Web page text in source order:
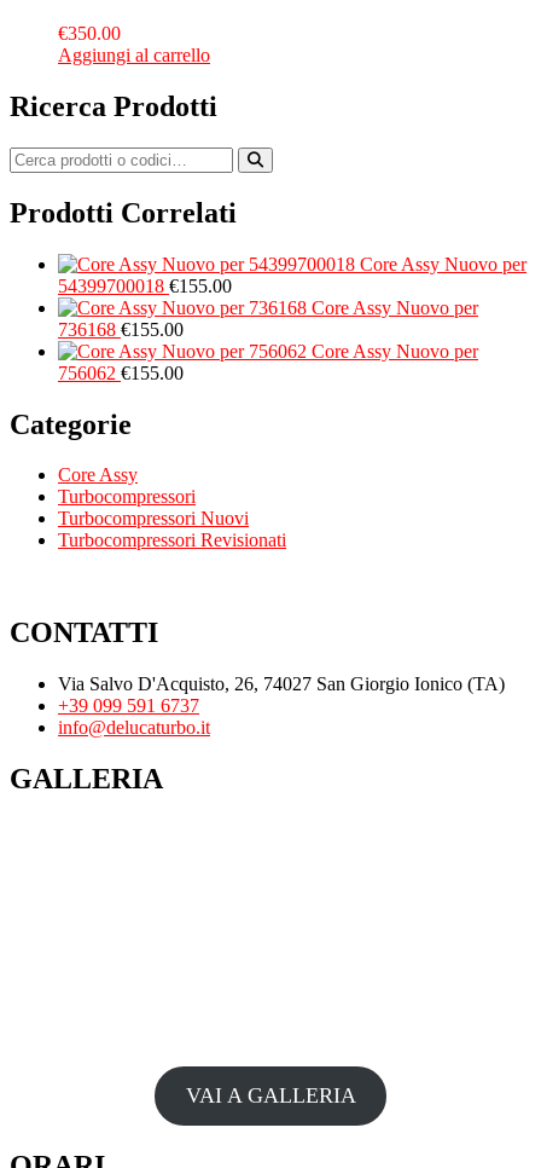
€350.00
Aggiungi al carrello
Ricerca Prodotti
Prodotti Correlati
Core Assy Nuovo per
54399700018 €155.00
Core Assy Nuovo per
736168 €155.00
Core Assy Nuovo per
756062 €155.00
Categorie
Core Assy
Turbocompressori
Turbocompressori Nuovi
Turbocompressori Revisionati
CONTATTI
Via Salvo D'Acquisto, 26, 74027 San Giorgio Ionico (TA)
+39 099 591 6737
info@delucaturbo.it
GALLERIA
VAI A GALLERIA